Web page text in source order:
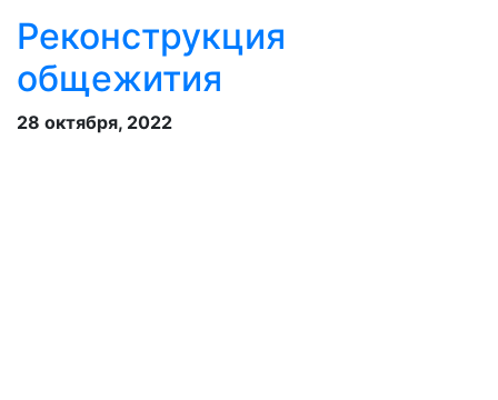
Реконструкция
общежития
28 октября, 2022